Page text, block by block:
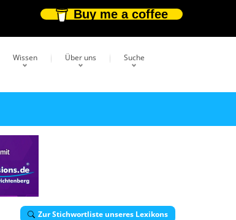
Buy me a coffee
Wissen Über uns Suche
Zur Stichwortliste unseres Lexikons